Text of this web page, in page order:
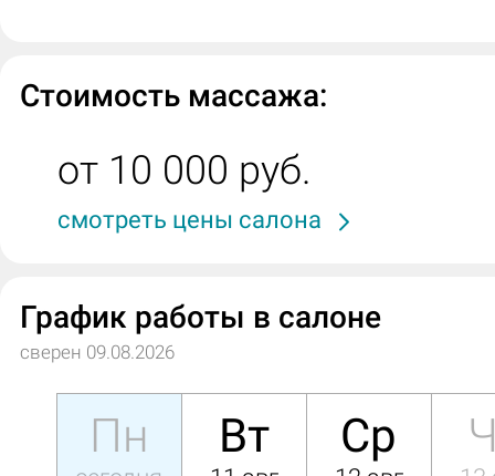
Стоимость массажа:
от 10 000 руб.
смотреть цены салона
График работы в салоне
сверен 09.08.2026
Пн Вт Ср